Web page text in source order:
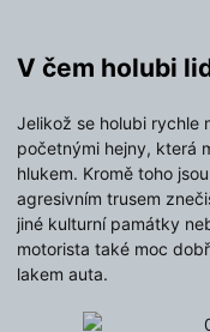
V čem holubi
Jelikož se holubi rychle
početnými hejny, která
hlukem. Kromě toho
agresivním trusem
jiné kulturní památky
motorista také moc
lakem auta.